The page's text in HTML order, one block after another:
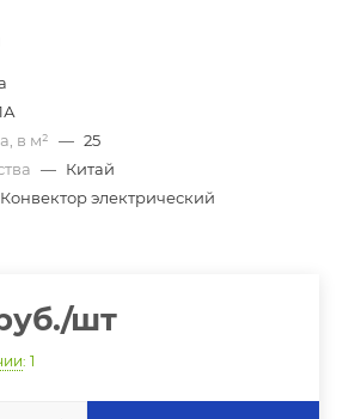
в м² — 25
— Китай
Конвектор электрический
/шт
: 1